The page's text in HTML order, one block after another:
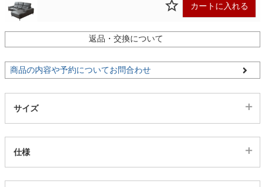
家電・照明器具
ガーデン
タワー
カートに入れる
右カウチダークグレー/1is01201078
カートに入れる
返品・交換について
商品の内容や予約についてお問合わせ
サイズ
仕様